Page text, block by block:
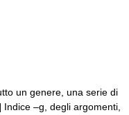
un genere, una serie di
| Indice –g, degli argomenti,